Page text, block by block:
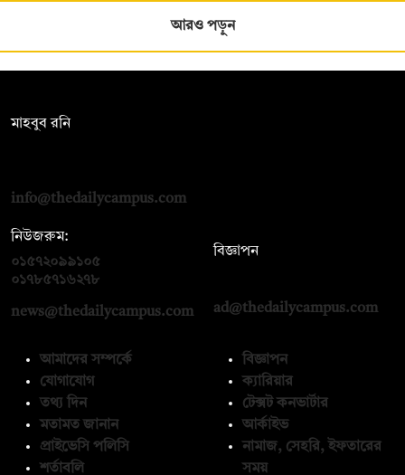
আরও পড়ুন
মাহবুব রনি
info@thedailycampus.com
নিউজরুম:
০১৫৭২০৯৯১০৫
০১৭৮৫৭১৬২৭৮
news@thedailycampus.com
বিজ্ঞাপন
ad@thedailycampus.com
আমাদের সম্পর্কে
যোগাযোগ
তথ্য দিন
মতামত জানান
প্রাইভেসি পলিসি
শর্তাবলি
বিজ্ঞাপন
ক্যারিয়ার
টেক্সট কনভার্টার
আর্কাইভ
নামাজ, সেহরি, ইফতারের
সময়